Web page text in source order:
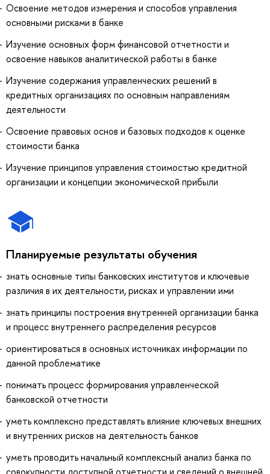
Освоение методов измерения и способов управления
основными рисками в банке
Изучение основных форм финансовой отчетности и
освоение навыков аналитической работы в банке
Изучение содержания управленческих решений в
кредитных организациях по основным направлениям
деятельности
Освоение правовых основ и базовых подходов к оценке
стоимости банка
Изучение принципов управления стоимостью кредитной
организации и концепции экономической прибыли
Планируемые результаты обучения
знать основные типы банковских институтов и ключевые
различия в их деятельности, рисках и управлении ими
знать принципы построения внутренней организации банка
и процесс внутреннего распределения ресурсов
ориентироваться в основных источниках информации по
данной проблематике
понимать процесс формирования управленческой
банковской отчетности
уметь комплексно представлять влияние ключевых внешних
и внутренних рисков на деятельность банков
уметь проводить начальный комплексный анализ банка по